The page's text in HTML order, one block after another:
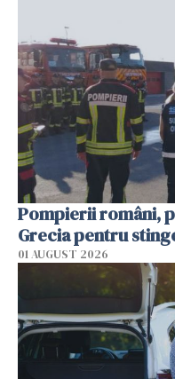
Pompierii români,
Grecia pentru
01 AUGUST 2026